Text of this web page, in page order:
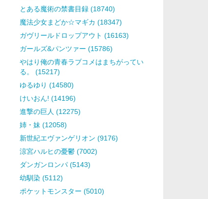
とある魔術の禁書目録 (18740)
魔法少女まどか☆マギカ (18347)
ガヴリールドロップアウト (16163)
ガールズ&パンツァー (15786)
やはり俺の青春ラブコメはまちがってい
る。 (15217)
ゆるゆり (14580)
けいおん! (14196)
進撃の巨人 (12275)
姉・妹 (12058)
新世紀エヴァンゲリオン (9176)
涼宮ハルヒの憂鬱 (7002)
ダンガンロンパ (5143)
幼馴染 (5112)
ポケットモンスター (5010)